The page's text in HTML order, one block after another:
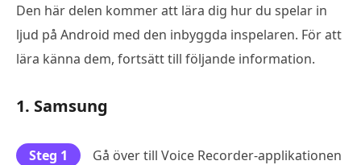
Den här delen kommer att lära dig hur du spelar in
ljud på Android med den inbyggda inspelaren. För att
lära känna dem, fortsätt till följande information.
1. Samsung
Steg 1
Gå över till Voice Recorder-applikationen